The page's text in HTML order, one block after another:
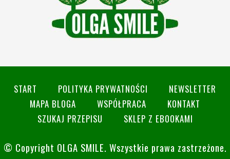
START POLITYKA PRYWATNOŚCI
NEWSLETTER
MAPA BLOGA
WSPÓŁPRACA
KONTAKT
SZUKAJ PRZEPISU
SKLEP Z EBOOKAMI
© Copyright OLGA SMILE. Wszystkie prawa zastrzeżone.